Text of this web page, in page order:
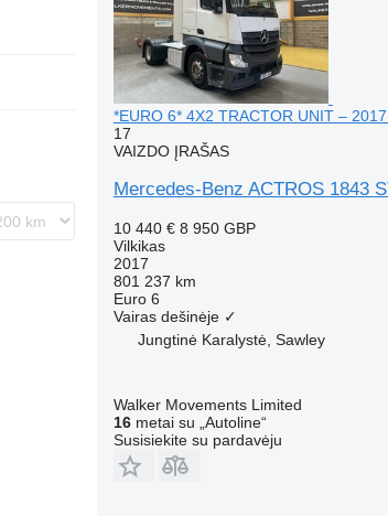
*EURO 6* 4X2 TRACTOR UNIT –
17
VAIZDO ĮRAŠAS
Mercedes-Benz ACTROS 1843
10 440 € 8 950 GBP
Vilkikas
2017
801 237 km
Euro 6
Vairas dešinėje ✓
Jungtinė Karalystė, Sawley
Walker Movements Limited
16metai su „Autoline“
Susisiekite su pardavėju